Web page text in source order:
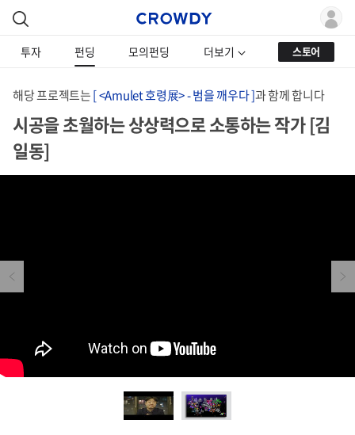
투자 펀딩 모의펀딩 더보기 스토어
해당 프로젝트는[ <Amulet 호령展> - 범을 깨우다 ]과 함께 합니다
시공을 초월하는 상상력으로 소통하는 작가 [김
일동]
Previous Next